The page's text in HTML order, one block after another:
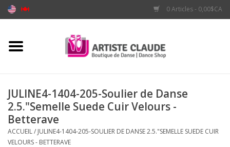
0 Articles - 0,00$CA
Accueil
Vêtements
Souliers
JULINE4-1404-205-Soulier de Danse
2.5."Semelle Suede Cuir Velours -
Betterave
ACCUEIL/ JULINE4-1404-205-SOULIER DE DANSE 2.5."SEMELLE SUEDE CUIR
VELOURS - BETTERAVE